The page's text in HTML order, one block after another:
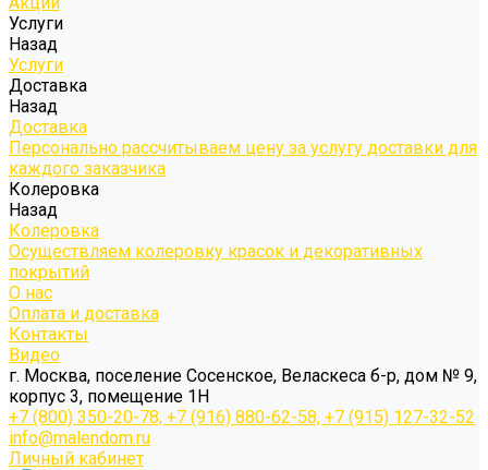
Услуги
Назад
Услуги
Доставка
Назад
Доставка
Персонально рассчитываем цену за услугу доставки для
каждого заказчика
Колеровка
Назад
Колеровка
Осуществляем колеровку красок и декоративных
покрытий
О нас
Оплата и доставка
Контакты
Видео
г. Москва, поселение Сосенское, Веласкеса б-р, дом № 9,
корпус 3, помещение 1Н
+7 (800) 350-20-78, +7 (916) 880-62-58, +7 (915) 127-32-52
info@malendom.ru
Личный кабинет